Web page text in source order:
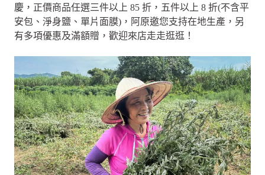
慶，正價商品任選三件以上 85 折，五件以上 8 折(不含平
安包、淨身鹽、單片面膜)，阿原邀您支持在地生產，另
有多項優惠及滿額贈，歡迎來店走走逛逛！